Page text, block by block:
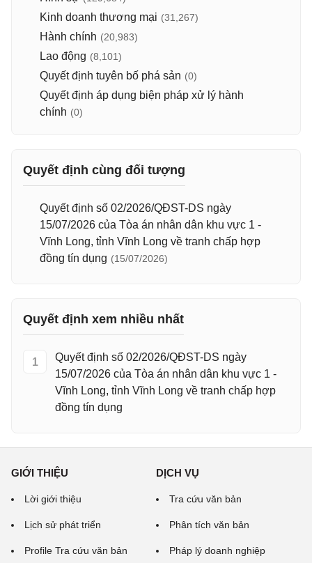
Kinh doanh thương mại (31,267)
Hành chính (20,983)
Lao động (8,101)
Quyết định tuyên bố phá sản (0)
Quyết định áp dụng biện pháp xử lý hành
chính (0)
Quyết định cùng đối tượng
Quyết định số 02/2026/QĐST-DS ngày
15/07/2026 của Tòa án nhân dân khu vực 1 -
Vĩnh Long, tỉnh Vĩnh Long về tranh chấp hợp
đồng tín dụng (15/07/2026)
Quyết định xem nhiều nhất
1
Quyết định số 02/2026/QĐST-DS ngày
15/07/2026 của Tòa án nhân dân khu vực 1 -
Vĩnh Long, tỉnh Vĩnh Long về tranh chấp hợp
đồng tín dụng
GIỚI THIỆU
Lời giới thiệu
Lịch sử phát triển
Profile Tra cứu văn bản
DỊCH VỤ
Tra cứu văn bản
Phân tích văn bản
Pháp lý doanh nghiệp